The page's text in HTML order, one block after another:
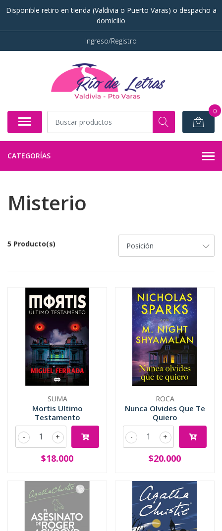
Disponible retiro en tienda (Valdivia o Puerto Varas) o despacho a
domicilio
Ingreso/Registro
0
CATEGORÍAS
Misterio
5 Producto(s)
SUMA
Mortis Ultimo
Testamento
+
-
$18.000
ROCA
Nunca Olvides Que Te
Quiero
+
-
$20.000